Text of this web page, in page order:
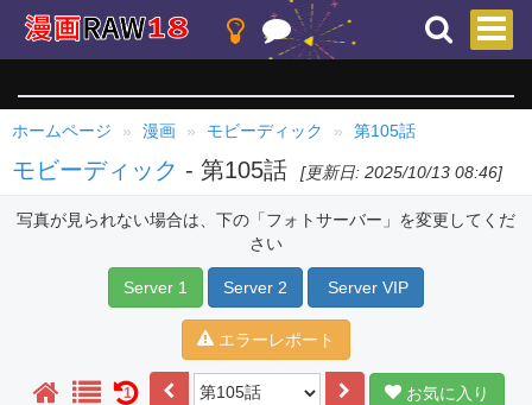
ホームページ 漫画 モビーディック 第105話
モビーディック - 第105話 [更新日: 2025/10/13 08:46]
写真が見られない場合は、下の「フォトサーバー」を変更してくだ
さい
Server 1 Server 2 Server VIP
エラーレポート
1 お気に入り